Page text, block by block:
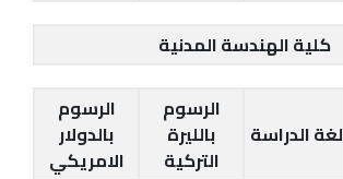
كلية الهندسة المدنية
لغة الدراسة
الرسوم
بالليرة
التركية
الرسوم
بالدولار
الامريكي